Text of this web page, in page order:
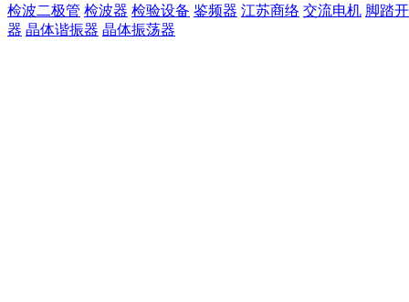
检波二极管 检波器 检验设备 鉴频器 江苏商络 交流电机 脚踏
器 晶体谐振器 晶体振荡器